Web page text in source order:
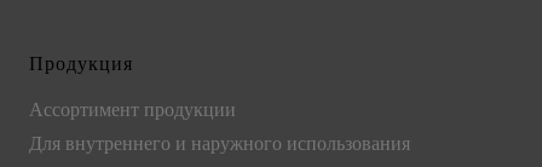
Продукция
Ассортимент продукции
Для внутреннего и наружного использования